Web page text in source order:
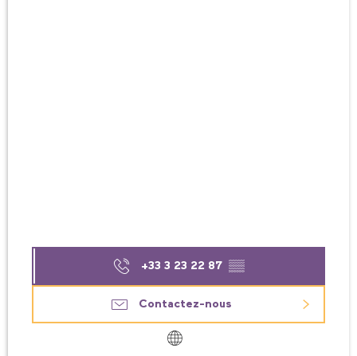
+33 3 23 22 87 ▒▒
Contactez-nous